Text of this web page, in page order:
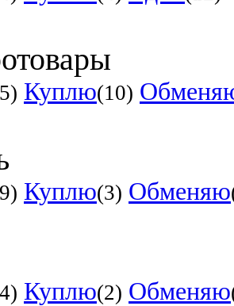
Куплю(10)
Куплю(3) Обменяю
Куплю(2) Обменяю